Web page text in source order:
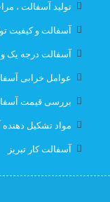
قیمت ایزوگام
قیمت
لیست قیمت
تولید آسفالت ،
آسفالت و کیفیت
آسفالت درجه یک و
عوامل خرابی
بررسی قیمت
مواد تشکیل
آسفالت کار تبریز